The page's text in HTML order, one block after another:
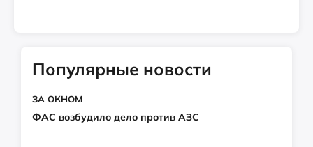
Популярные новости
ЗА ОКНОМ
ФАС возбудило дело против АЗС